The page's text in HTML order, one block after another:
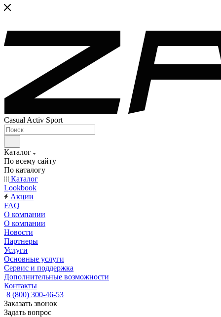
Casual Activ Sport
Каталог
По всему сайту
По каталогу
Каталог
Lookbook
Акции
FAQ
О компании
О компании
Новости
Партнеры
Услуги
Основные услуги
Сервис и поддержка
Дополнительные возможности
Контакты
8 (800) 300-46-53
Заказать звонок
Задать вопрос